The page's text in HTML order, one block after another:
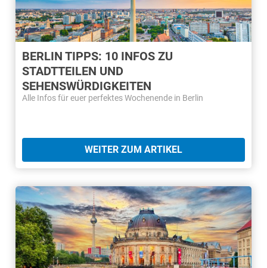
BERLIN TIPPS: 10 INFOS ZU
STADTTEILEN UND
SEHENSWÜRDIGKEITEN
Alle Infos für euer perfektes Wochenende in Berlin
WEITER ZUM ARTIKEL